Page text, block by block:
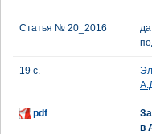
Статья № 20_2016
19 с.
pdf
в